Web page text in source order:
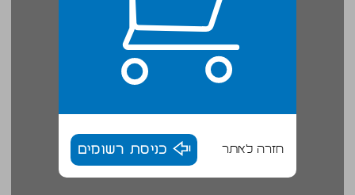
חזרה לאתר כניסת רשומים